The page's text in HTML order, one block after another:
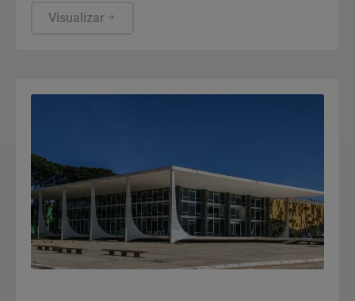
comportamental para incentivar a participação das
Visualizar